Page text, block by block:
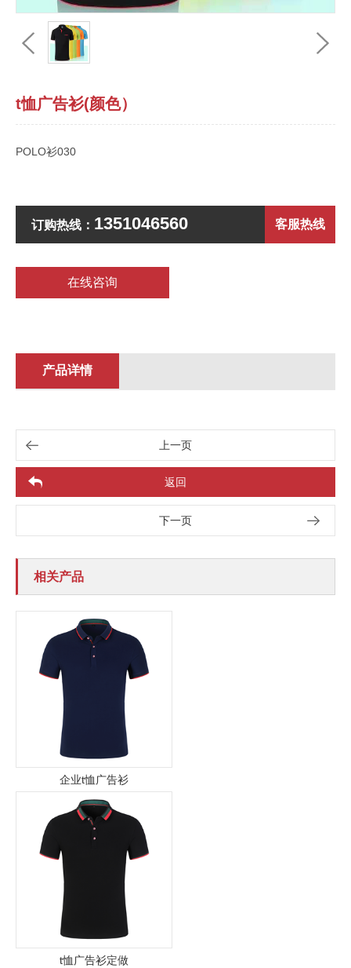
t恤广告衫(颜色）
POLO衫030
客服热线
订购热线： 1351046560
在线咨询
产品详情
上一页
返回
下一页
相关产品
企业t恤广告衫
t恤广告衫定做